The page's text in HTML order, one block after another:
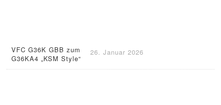
VFC G36K GBB zum
G36KA4 „KSM Style“
26. Januar 2026